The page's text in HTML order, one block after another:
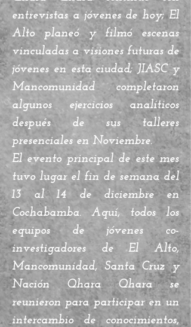
entrevistas a jóvenes de hoy; El
Alto planeó y filmó escenas
vinculadas a visiones futuras de
jóvenes en esta ciudad; JIASC y
Mancomunidad completaron
algunos ejercicios analíticos
después de sus talleres
presenciales en Noviembre.
El evento principal de este mes
tuvo lugar el fin de semana del
13 al 14 de diciembre en
Cochabamba. Aquí, todos los
equipos de jóvenes co-
investigadores de El Alto,
Mancomunidad, Santa Cruz y
Nación Qhara Qhara se
reunieron para participar en un
intercambio de conocimientos,